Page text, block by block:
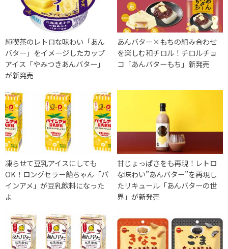
純喫茶のレトロな味わい「あん
バター」をイメージしたカップ
アイス「やみつきあんバター」
が新発売
あんバター×もちの組み合わせ
を楽しむ和チロル！チロルチョ
コ「あんバターもち」新発売
凍らせて豆乳アイスにしても
OK！ロングセラー飴ちゃん「パ
インアメ」が豆乳飲料になった
よ
甘じょっぱさをも再現！レトロ
な味わい”あんバター”を再現し
たリキュール「あんバターの世
界」が新発売